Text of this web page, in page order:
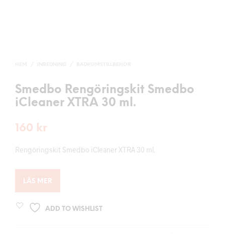
Smedbo Rengöringskit Smedbo
iCleaner XTRA 30 ml.
160 kr
Rengöringskit Smedbo iCleaner XTRA 30 ml.
LÄS MER
ADD TO WISHLIST